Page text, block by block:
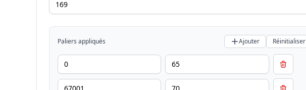
Paliers appliqués Ajouter Réinitialiser